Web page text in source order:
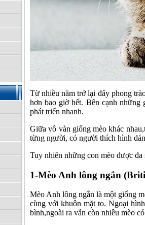
Từ nhiều năm trở lại đây phong
hơn bao giờ hết. Bên cạnh
phát triển nhanh.
Giữa vô vàn giống mèo khác
từng người, có người thích hình
Tuy nhiên những con mèo được
1-Mèo Anh lông ngắn
Mèo Anh lông ngắn là một giống
cùng với khuôn mặt to. Ngoại
bình,ngoài ra vẫn còn nhiều mèo